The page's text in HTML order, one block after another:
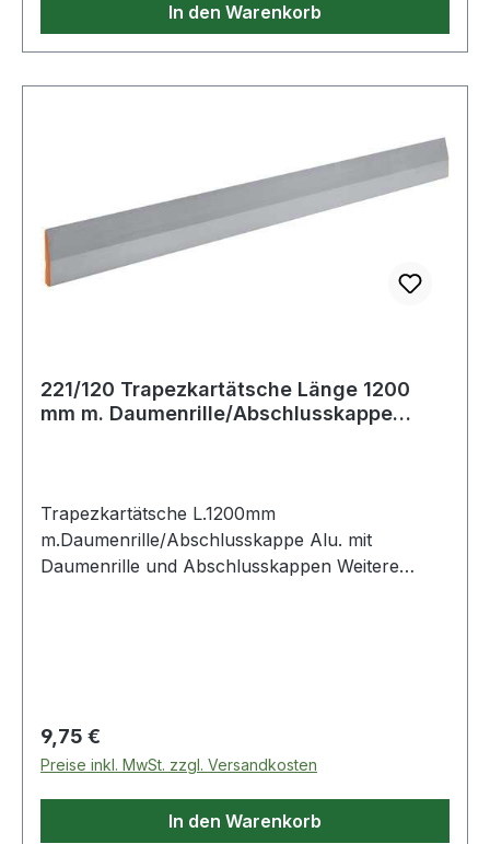
In den Warenkorb
221/120 Trapezkartätsche Länge 1200
mm m. Daumenrille/Abschlusskappe
Trapezkartätsche L.1200mm
m.Daumenrille/Abschlusskappe Alu. mit
Daumenrille und Abschlusskappen Weitere
Regulärer Preis:
9,75 €
Preise inkl. MwSt. zzgl. Versandkosten
In den Warenkorb